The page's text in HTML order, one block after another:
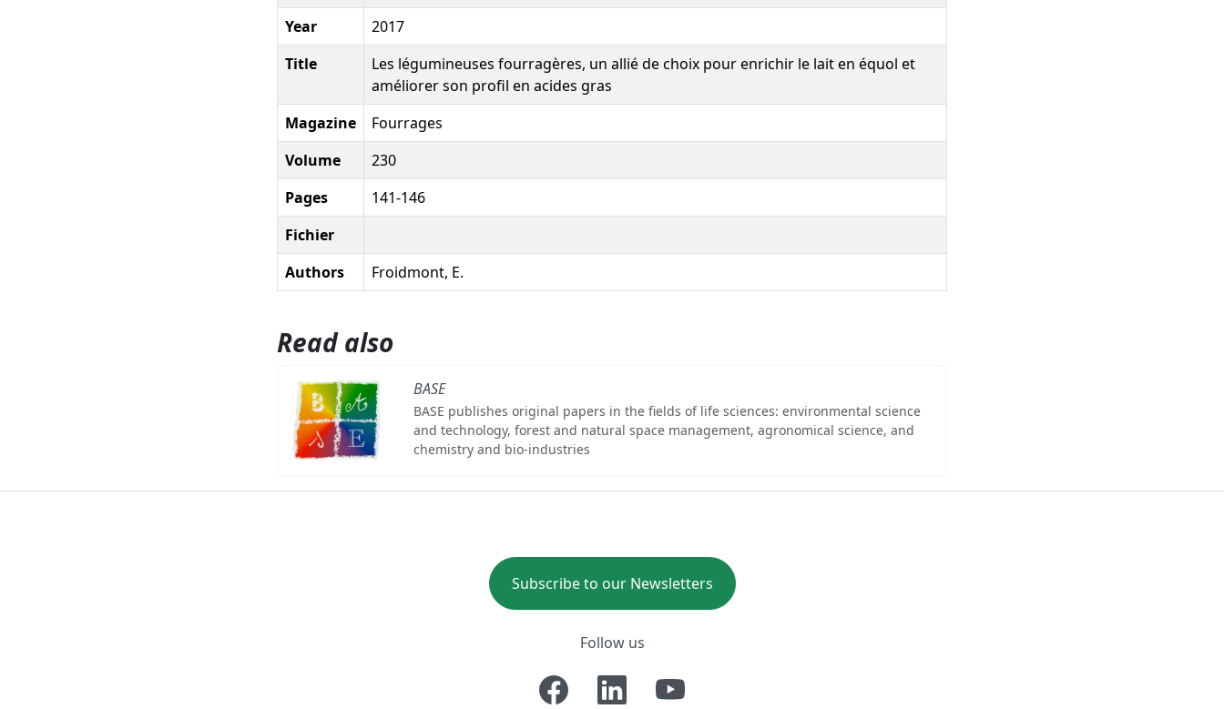
Year
2017
Title
Les légumineuses fourragères, un allié de choix pour enrichir le lait en équol et
améliorer son profil en acides gras
Magazine
Fourrages
Volume
230
Pages
141-146
Fichier
Authors
Froidmont, E.
Read also
BASE
BASE publishes original papers in the fields of life sciences: environmental science
and technology, forest and natural space management, agronomical science, and
chemistry and bio-industries
Subscribe to our Newsletters
Follow us